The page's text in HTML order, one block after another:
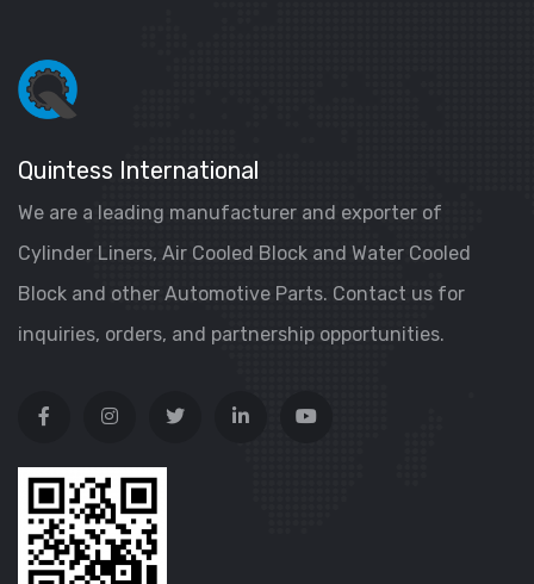
Quintess International
We are a leading manufacturer and exporter of
Cylinder Liners, Air Cooled Block and Water Cooled
Block and other Automotive Parts. Contact us for
inquiries, orders, and partnership opportunities.